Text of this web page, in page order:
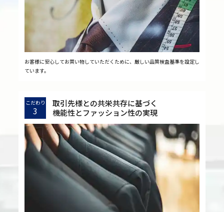
お客様に安心してお買い物していただくために、厳しい品質検査基準を設定し
ています。
こだわり
3
取引先様との共栄共存に基づく
機能性とファッション性の実現